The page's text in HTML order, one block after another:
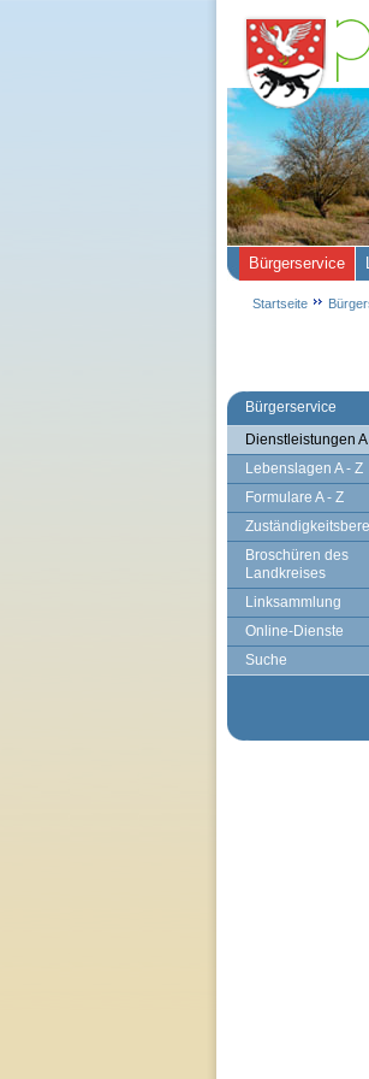
Bürgerservice
Dienstleistungen A
Lebenslagen A - Z
Formulare A - Z
Broschüren des
Landkreises
Linksammlung
Online-Dienste
Suche
Bürgerservice
Startseite